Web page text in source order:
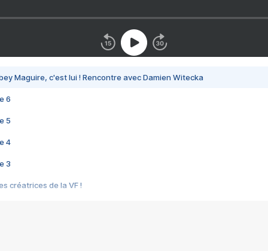
Maguire, c'est lui ! Rencontre avec Damien Witecka
6
5
4
3
créatrices de la VF !